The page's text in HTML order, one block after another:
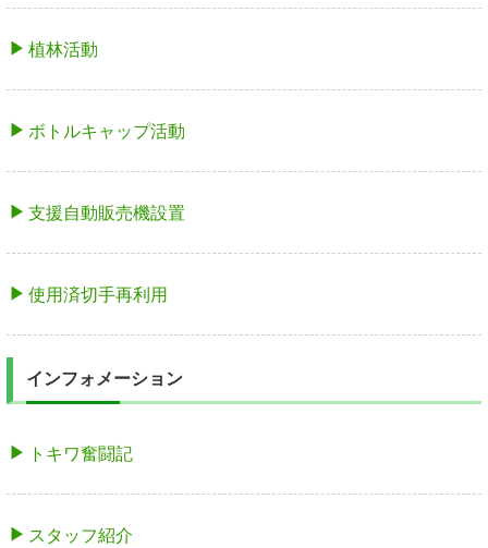
植林活動
ボトルキャップ活動
支援自動販売機設置
使用済切手再利用
インフォメーション
トキワ奮闘記
スタッフ紹介